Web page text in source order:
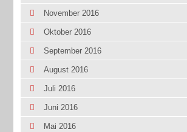
November 2016
Oktober 2016
September 2016
August 2016
Juli 2016
Juni 2016
Mai 2016